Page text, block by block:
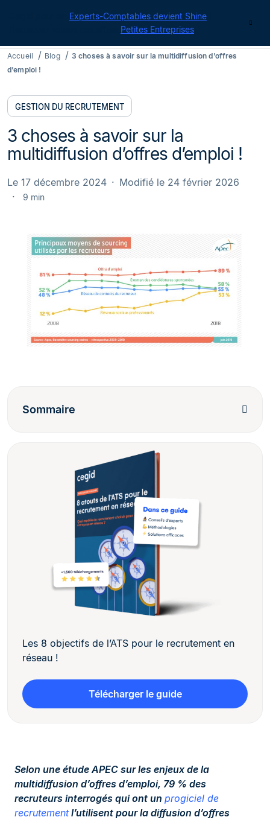
Experts-Comptables devient Shine
Petites Entreprises
Accueil Blog
3 choses à savoir sur la multidiffusion d’offres
d’emploi !
GESTION DU RECRUTEMENT
3 choses à savoir sur la
multidiffusion d’offres d’emploi !
Le 17 décembre 2024 Modifié le 24 février 2026
9 min
Sommaire
Les 8 objectifs de l’ATS pour le recrutement en
réseau !
Télécharger le guide
Selon une étude APEC sur les enjeux de la
multidiffusion d’offres d’emploi, 79 % des
recruteurs interrogés qui ont un progiciel de
recrutementl’utilisent pour la diffusion d’offres